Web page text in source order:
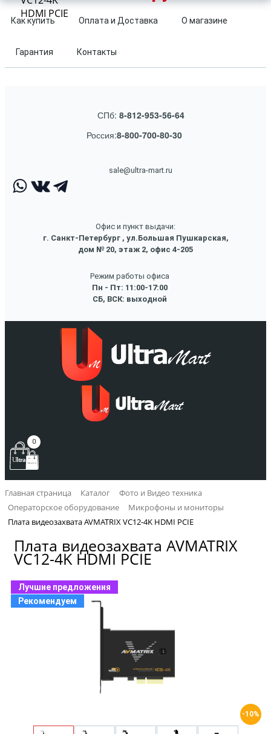
Как купить Оплата и Доставка О магазине
Гарантия Контакты
СПб: 8-812-953-56-64
Россия:8-800-700-80-30
sale@ultra-mart.ru
Офис и пункт выдачи:
г. Санкт-Петербург , ул.Большая Пушкарская,
дом № 20, этаж 2, офис 4-205
Режим работы офиса
Пн - Пт: 11:00-17:00
СБ, ВСК: выходной
0
Главная страница Каталог
Фото и Видео техника
Операторское оборудование
Микрофоны и мониторы
Плата видеозахвата AVMATRIX VC12-4K HDMI PCIE
Плата видеозахвата AVMATRIX
VC12-4K HDMI PCIE
Лучшие предложения
Рекомендуем
-10%
HDMI PCIE